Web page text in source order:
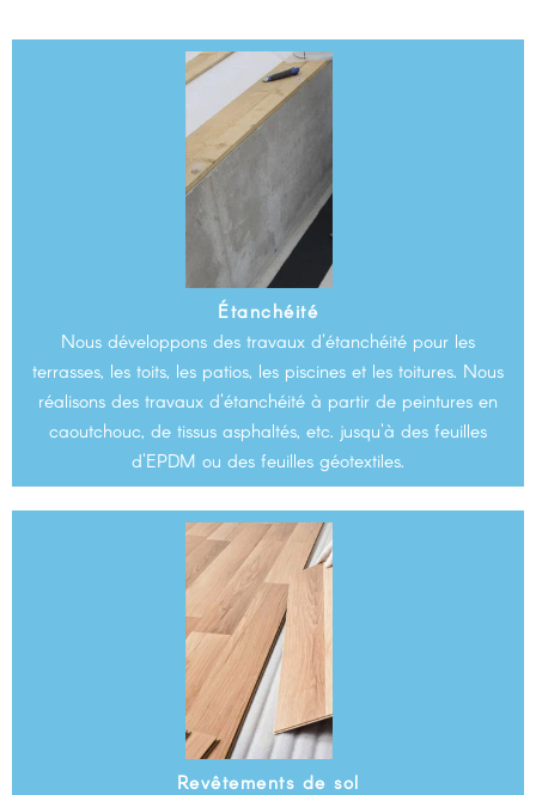
Étanchéité
Nous développons des travaux d'étanchéité pour les
terrasses, les toits, les patios, les piscines et les toitures. Nous
réalisons des travaux d'étanchéité à partir de peintures en
caoutchouc, de tissus asphaltés, etc. jusqu'à des feuilles
d'EPDM ou des feuilles géotextiles.
Revêtements de sol